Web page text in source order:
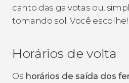
canto das gaivotas ou,
tomando sol. Você escolhe!
Horários de volta
Os horários de saída dos